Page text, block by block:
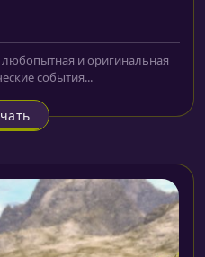
и оригинальная
события...